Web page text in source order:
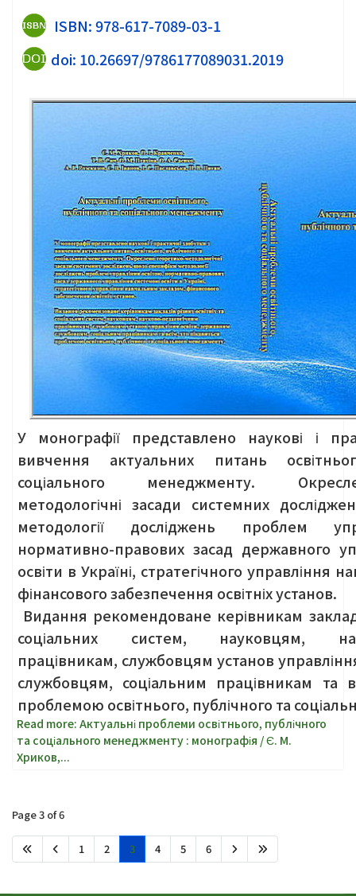
ISBN: 978-617-7089-03-1
doi: 10.26697/9786177089031.2019
У монографії представлено наукові і
вивчення актуальних питань
соціального менеджменту.
методологічні засади системних
методології досліджень проблем
нормативно-правових засад державного
освіти в Україні, стратегічного управління
фінансового забезпечення освітніх установ.
Видання рекомендоване керівникам
соціальних систем, науковцям,
працівникам, службовцям установ
службовцям, соціальним працівникам та
проблемою освітнього, публічного та
Read more: Актуальні проблеми освітнього, публічного
та соціального менеджменту : монографія / Є. М.
Хриков,...
Page 3 of 6
1 2 3 4 5 6